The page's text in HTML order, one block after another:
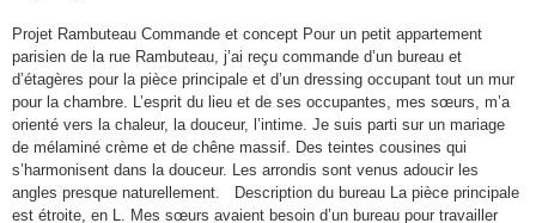
Projet Rambuteau Commande et concept Pour un petit appartement
parisien de la rue Rambuteau, j’ai reçu commande d’un bureau et
d’étagères pour la pièce principale et d’un dressing occupant tout un mur
pour la chambre. L’esprit du lieu et de ses occupantes, mes sœurs, m’a
orienté vers la chaleur, la douceur, l’intime. Je suis parti sur un mariage
de mélaminé crème et de chêne massif. Des teintes cousines qui
s’harmonisent dans la douceur. Les arrondis sont venus adoucir les
angles presque naturellement. Description du bureau La pièce principale
est étroite, en L. Mes sœurs avaient besoin d’un bureau pour travailler